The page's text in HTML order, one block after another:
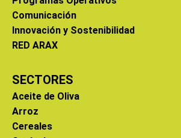
Comunicación
Innovación y Sostenibilidad
RED ARAX
SECTORES
Aceite de Oliva
Arroz
Cereales